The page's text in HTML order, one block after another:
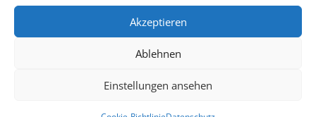
Akzeptieren
Ablehnen
Einstellungen ansehen
Impressum
Datenschutz